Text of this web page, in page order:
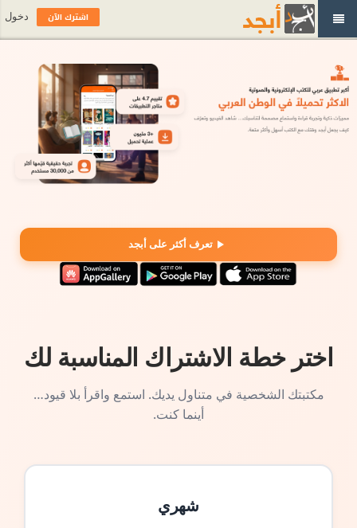
تعرف أكثر على أبجد
اختر خطة الاشتراك المناسبة لك
مكتبتك الشخصية في متناول يديك. استمع واقرأ بلا قيود…
أينما كنت.
شهري
اشترك الآن دخول